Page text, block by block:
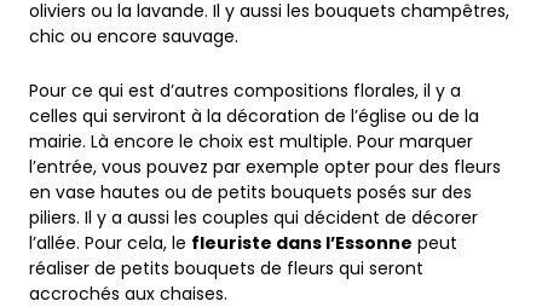
oliviers ou la lavande. Il y aussi les bouquets champêtres,
chic ou encore sauvage.
Pour ce qui est d’autres compositions florales, il y a
celles qui serviront à la décoration de l’église ou de la
mairie. Là encore le choix est multiple. Pour marquer
l’entrée, vous pouvez par exemple opter pour des fleurs
en vase hautes ou de petits bouquets posés sur des
piliers. Il y a aussi les couples qui décident de décorer
l’allée. Pour cela, le fleuriste dans l’Essonne peut
réaliser de petits bouquets de fleurs qui seront
accrochés aux chaises.